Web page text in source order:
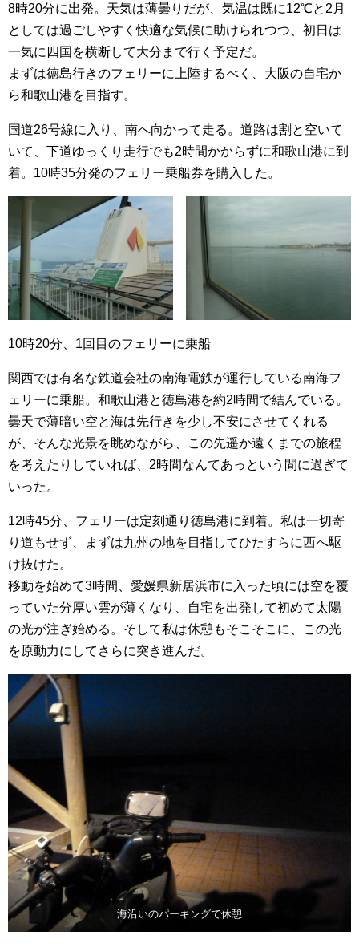
8時20分に出発。天気は薄曇りだが、気温は既に12℃と2月
としては過ごしやすく快適な気候に助けられつつ、初日は
一気に四国を横断して大分まで行く予定だ。
まずは徳島行きのフェリーに上陸するべく、大阪の自宅か
ら和歌山港を目指す。
国道26号線に入り、南へ向かって走る。道路は割と空いて
いて、下道ゆっくり走行でも2時間かからずに和歌山港に到
着。10時35分発のフェリー乗船券を購入した。
10時20分、1回目のフェリーに乗船
関西では有名な鉄道会社の南海電鉄が運行している南海フ
ェリーに乗船。和歌山港と徳島港を約2時間で結んでいる。
曇天で薄暗い空と海は先行きを少し不安にさせてくれる
が、そんな光景を眺めながら、この先遥か遠くまでの旅程
を考えたりしていれば、2時間なんてあっという間に過ぎて
いった。
12時45分、フェリーは定刻通り徳島港に到着。私は一切寄
り道もせず、まずは九州の地を目指してひたすらに西へ駆
け抜けた。
移動を始めて3時間、愛媛県新居浜市に入った頃には空を覆
っていた分厚い雲が薄くなり、自宅を出発して初めて太陽
の光が注ぎ始める。そして私は休憩もそこそこに、この光
を原動力にしてさらに突き進んだ。
海沿いのパーキングで休憩